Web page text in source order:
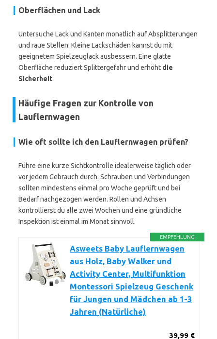
Oberflächen und Lack
Untersuche Lack und Kanten monatlich auf Absplitterungen
und raue Stellen. Kleine Lackschäden kannst du mit
geeignetem Spielzeuglack ausbessern. Eine glatte
Oberfläche reduziert Splittergefahr und erhöht die
Sicherheit.
Häufige Fragen zur Kontrolle von
Lauflernwagen
Wie oft sollte ich den Lauflernwagen prüfen?
Führe eine kurze Sichtkontrolle idealerweise täglich oder
vor jedem Gebrauch durch. Schrauben und Verbindungen
sollten mindestens einmal pro Woche geprüft und bei
Bedarf nachgezogen werden. Rollen und Achsen
kontrollierst du alle zwei Wochen und eine gründliche
Inspektion ist einmal im Monat sinnvoll.
EMPFEHLUNG
Asweets Baby Lauflernwagen
aus Holz, Baby Walker und
Activity Center, Multifunktion
Montessori Spielzeug Geschenk
für Jungen und Mädchen ab 1-3
Jahren (Natürliche)
39,99 €